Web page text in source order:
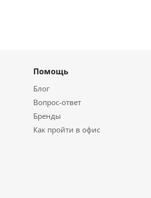
Помощь
Блог
Вопрос-ответ
Бренды
Как пройти в офис